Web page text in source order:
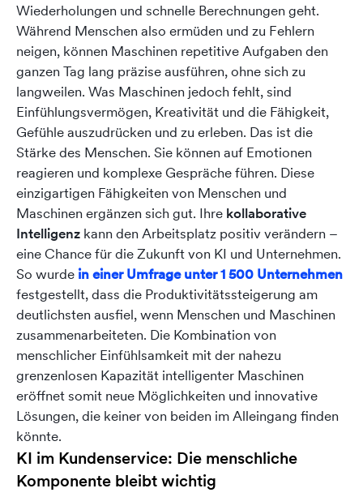
Wiederholungen und schnelle Berechnungen geht.
Während Menschen also ermüden und zu Fehlern
neigen, können Maschinen repetitive Aufgaben den
ganzen Tag lang präzise ausführen, ohne sich zu
langweilen. Was Maschinen jedoch fehlt, sind
Einfühlungsvermögen, Kreativität und die Fähigkeit,
Gefühle auszudrücken und zu erleben. Das ist die
Stärke des Menschen. Sie können auf Emotionen
reagieren und komplexe Gespräche führen. Diese
einzigartigen Fähigkeiten von Menschen und
Maschinen ergänzen sich gut. Ihre kollaborative
Intelligenz kann den Arbeitsplatz positiv verändern –
eine Chance für die Zukunft von KI und Unternehmen.
So wurde in einer Umfrage unter 1 500 Unternehmen
festgestellt, dass die Produktivitätssteigerung am
deutlichsten ausfiel, wenn Menschen und Maschinen
zusammenarbeiteten. Die Kombination von
menschlicher Einfühlsamkeit mit der nahezu
grenzenlosen Kapazität intelligenter Maschinen
eröffnet somit neue Möglichkeiten und innovative
Lösungen, die keiner von beiden im Alleingang finden
könnte.
KI im Kundenservice: Die menschliche
Komponente bleibt wichtig